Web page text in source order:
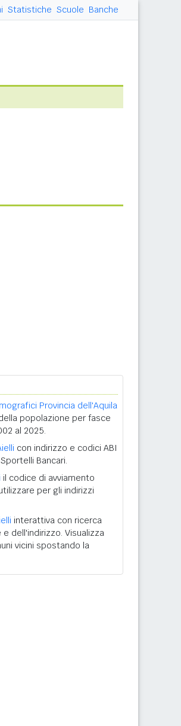
Statistiche Scuole Banche
Provincia dell'Aquila
popolazione per fasce
al 2025.
con indirizzo e codici ABI
Bancari.
il codice di avviamento
per gli indirizzi
interattiva con ricerca
dell'indirizzo. Visualizza
vicini spostando la